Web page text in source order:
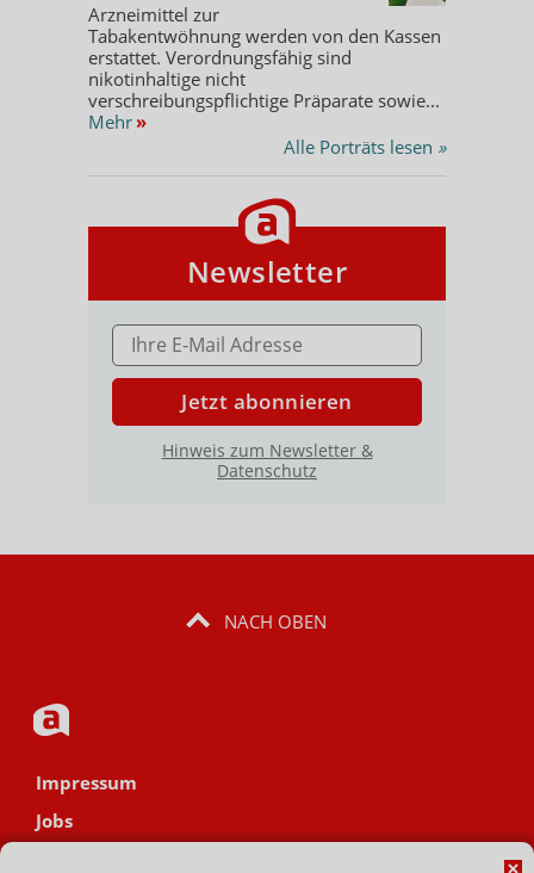
Arzneimittel zur
Tabakentwöhnung werden von den Kassen
erstattet. Verordnungsfähig sind
nikotinhaltige nicht
verschreibungspflichtige Präparate sowie...
Mehr »
Alle Porträts lesen »
Newsletter
E-MAIL ADRESSE
Jetzt abonnieren
Hinweis zum Newsletter &
Datenschutz
NACH OBEN
Impressum
Jobs